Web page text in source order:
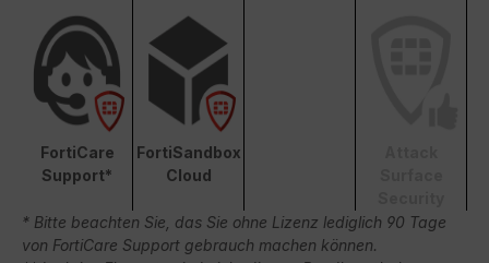
FortiCare
Support*
FortiSandbox
Cloud
* Bitte beachten Sie, das Sie ohne Lizenz lediglich 90 Tage
von FortiCare Support gebrauch machen können.